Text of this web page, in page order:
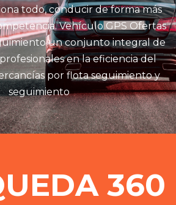
todo, conducir de forma más
Vehículo GPS Ofertas
un conjunto integral de
en la eficiencia del
por flota seguimiento y
seguimiento
360